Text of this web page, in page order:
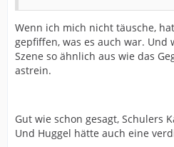
Wenn ich mich nicht täusche,
gepfiffen, was es auch war. Und
Szene so ähnlich aus wie das
astrein.
Gut wie schon gesagt, Schulers
Und Huggel hätte auch eine